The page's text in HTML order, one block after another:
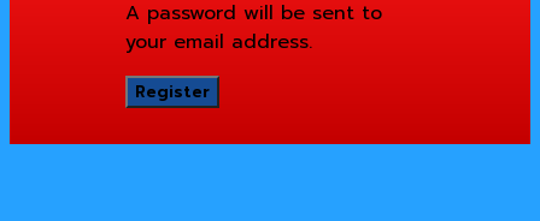
A password will be sent to
your email address.
Register